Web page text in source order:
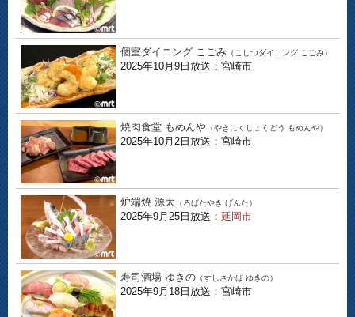
個室ダイニング こごみ （こしつダイニング こごみ）
2025年10月9日放送：宮崎市
焼肉食堂 もめんや （やきにくしょくどう もめんや）
2025年10月2日放送：宮崎市
炉端焼 源太 （ろばたやき げんた）
2025年9月25日放送： 延岡市
寿司酒場 ゆきの （すしさかば ゆきの）
2025年9月18日放送：宮崎市